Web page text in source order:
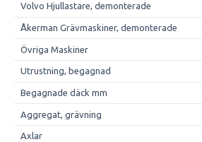
Volvo Hjullastare, demonterade
Åkerman Grävmaskiner, demonterade
Övriga Maskiner
Utrustning, begagnad
Begagnade däck mm
Aggregat, grävning
Axlar